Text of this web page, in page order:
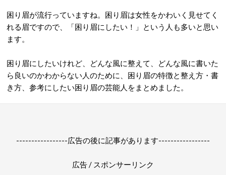
困り眉が流行っていますね。困り眉は女性をかわいく見せてく
れる眉ですので、「困り眉にしたい！」という人も多いと思い
ます。
困り眉にしたいけれど、どんな風に整えて、どんな風に書いた
ら良いのかわからない人のために、困り眉の特徴と整え方・書
き方、参考にしたい困り眉の芸能人をまとめました。
-----------------広告の後に記事があります-----------------
広告 / スポンサーリンク